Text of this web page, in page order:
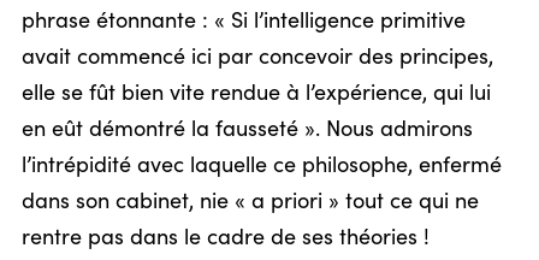
phrase étonnante : « Si l’intelligence primitive
avait commencé ici par concevoir des principes,
elle se fût bien vite rendue à l’expérience, qui lui
en eût démontré la fausseté ». Nous admirons
l’intrépidité avec laquelle ce philosophe, enfermé
dans son cabinet, nie « a priori » tout ce qui ne
rentre pas dans le cadre de ses théories !